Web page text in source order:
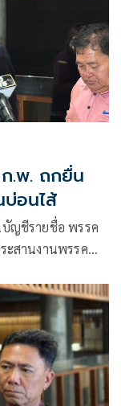
.พ. ถกยื่น
อนไส้
ญชีรายชื่อ พรรค
ะสานงานพรรค